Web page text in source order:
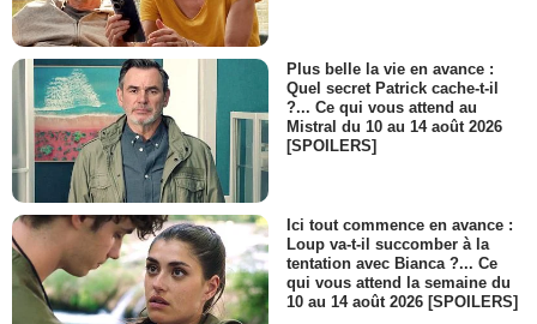
Plus belle la vie en avance :
Quel secret Patrick cache-t-il
?... Ce qui vous attend au
Mistral du 10 au 14 août 2026
[SPOILERS]
Ici tout commence en avance :
Loup va-t-il succomber à la
tentation avec Bianca ?... Ce
qui vous attend la semaine du
10 au 14 août 2026 [SPOILERS]